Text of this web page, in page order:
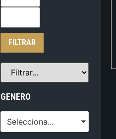
FILTRAR
GENERO
Selecciona...